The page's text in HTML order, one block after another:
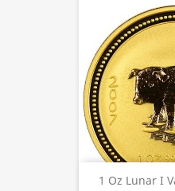
1 Oz Lunar I